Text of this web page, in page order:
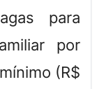
para
por
(R$